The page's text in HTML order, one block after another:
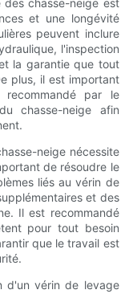
chasse-neige est
et une longévité
peuvent inclure
l'inspection
la garantie que tout
plus, il est important
par le
chasse-neige afin
neige nécessite
de résoudre le
liés au vérin de
et des
Il est recommandé
pour tout besoin
que le travail est
d'un vérin de levage